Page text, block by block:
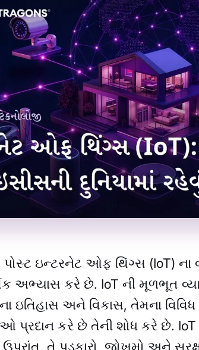
ઇન્ટરનેટ ઓફ થિંગ્સ (IoT) ના
અભ્યાસ કરે છે. IoT ની મૂળભૂત
ઇતિહાસ અને વિકાસ, તેમના
પ્રદાન કરે છે તેની શોધ કરે છે.
તે પડકારો, જોખમો અને